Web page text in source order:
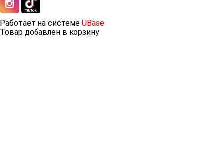
Работает на системе UBase
Товар добавлен в корзину